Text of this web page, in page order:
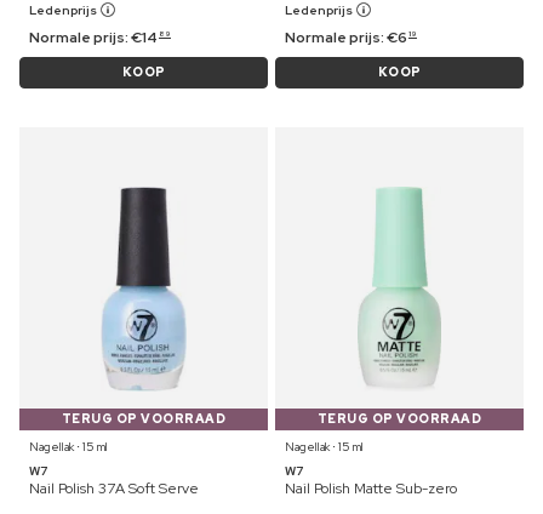
Ledenprijs
Normale prijs:€14 89
KOOP
Ledenprijs
Normale prijs:€6 19
KOOP
TERUG OP VOORRAAD
Nagellak ⋅ 15 ml
W7
Nail Polish 37A Soft Serve
TERUG OP VOORRAAD
Nagellak ⋅ 15 ml
W7
Nail Polish Matte Sub-zero